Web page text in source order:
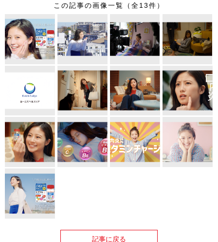
この記事の画像一覧（全13件）
記事に戻る